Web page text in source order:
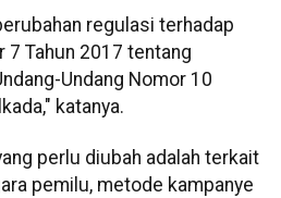
regulasi terhadap
7 Tahun 2017 tentang
Undang Nomor 10
katanya.
perlu diubah adalah terkait
pemilu, metode kampanye